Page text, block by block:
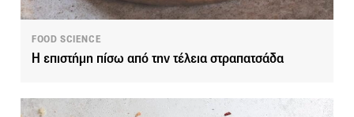
FOOD SCIENCE
Η επιστήμη πίσω από την τέλεια στραπατσάδα